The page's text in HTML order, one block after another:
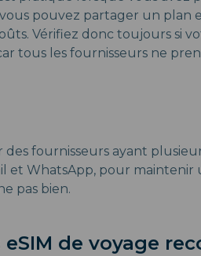
vous pouvez partager un plan
Vérifiez donc toujours si
tous les fournisseurs ne
des fournisseurs ayant
et WhatsApp, pour
pas bien.
de voyage